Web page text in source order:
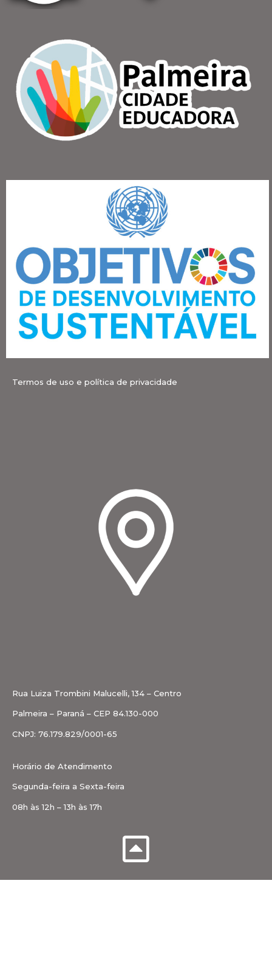
Termos de uso e política de privacidade
Rua Luiza Trombini Malucelli, 134 – Centro
Palmeira – Paraná – CEP 84.130-000
CNPJ: 76.179.829/0001-65
Horário de Atendimento
Segunda-feira a Sexta-feira
08h às 12h – 13h às 17h